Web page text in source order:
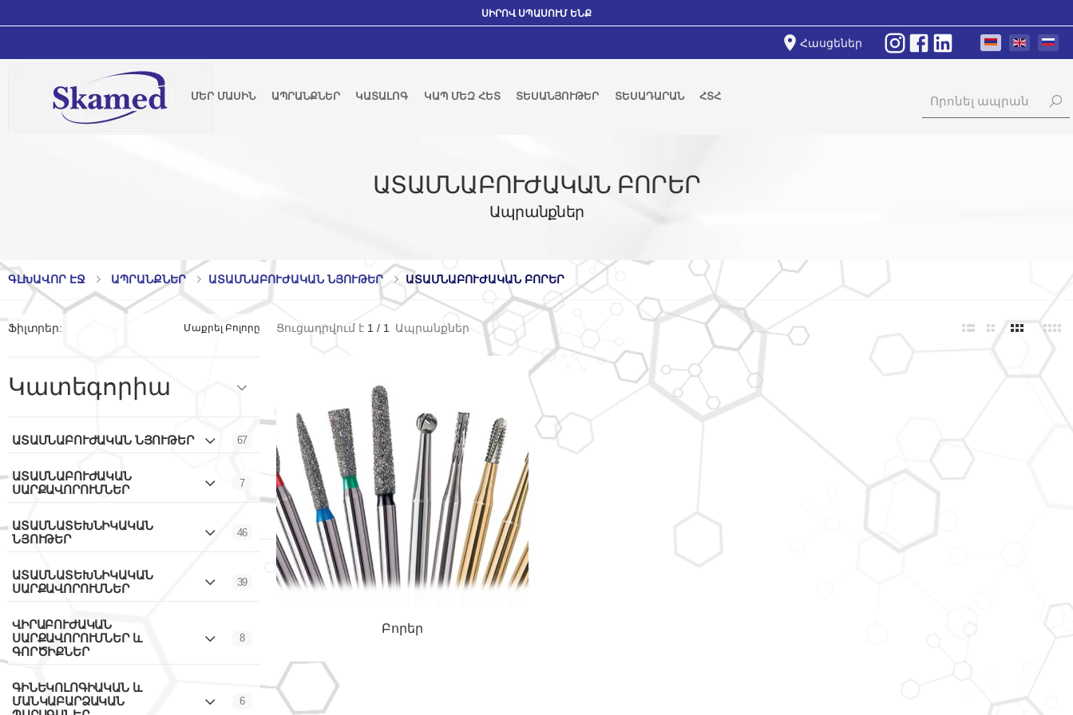
ՍԻՐՈՎ ՍՊԱՍՈՒՄ ԵՆՔ
Հասցեներ
ՄԵՐ ՄԱՍԻՆ ԱՊՐԱՆՔՆԵՐ ԿԱՏԱԼՈԳ ԿԱՊ ՄԵԶ ՀԵՏ ՏԵՍԱՆՅՈՒԹԵՐ ՏԵՍԱԴԱՐԱՆ ՀՏՀ
ԱՏԱՄՆԱԲՈՒԺԱԿԱՆ ԲՈՐԵՐ
Ապրանքներ
ԳԼԽԱՎՈՐ ԷՋ ԱՊՐԱՆՔՆԵՐ ԱՏԱՄՆԱԲՈՒԺԱԿԱՆ ՆՅՈՒԹԵՐ ԱՏԱՄՆԱԲՈՒԺԱԿԱՆ ԲՈՐԵՐ
Ցուցադրվում է 1 / 1 Ապրանքներ
Բորեր
Ֆիլտրեր: Մաքրել Բոլորը
Կատեգորիա
ԱՏԱՄՆԱԲՈՒԺԱԿԱՆ ՆՅՈՒԹԵՐ 67
ԱՏԱՄՆԱԲՈՒԺԱԿԱՆ
ՍԱՐՔԱՎՈՐՈՒՄՆԵՐ
7
ԱՏԱՄՆԱՏԵԽՆԻԿԱԿԱՆ
ՆՅՈՒԹԵՐ
46
ԱՏԱՄՆԱՏԵԽՆԻԿԱԿԱՆ
ՍԱՐՔԱՎՈՐՈՒՄՆԵՐ
39
ՎԻՐԱԲՈՒԺԱԿԱՆ
ՍԱՐՔԱՎՈՐՈՒՄՆԵՐ և
ԳՈՐԾԻՔՆԵՐ
8
ԳԻՆԵԿՈԼՈԳԻԱԿԱՆ և
ՄԱՆԿԱԲԱՐՁԱԿԱՆ
6